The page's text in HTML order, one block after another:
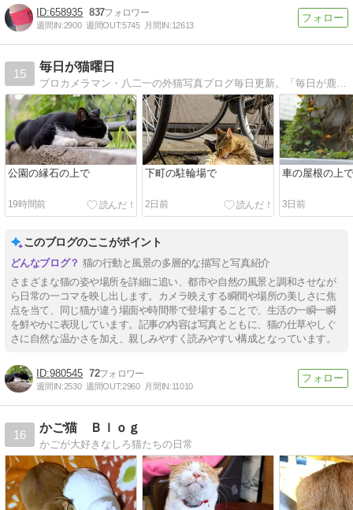
658935 837
週間IN:2900 週間OUT:5745 月間IN:12613
15
毎日が猫曜日
プロカメラマン・八二一の外猫写真ブログ毎日更新。「毎日が鹿曜日」「はっちゃん日記」も毎日更新。
公園の縁石の上で
19時間前
下町の駐輪場で
2日前
車の屋根の上で
3日前
このブログのここがポイント
猫の行動と風景の多層的な描写と写真紹介
さまざまな猫の姿や場所を詳細に追い、都市や自然の風景と調和させなが
ら日常の一コマを映し出します。カメラ映えする瞬間や場所の美しさに焦
点を当て、同じ猫が違う場面や時間帯で登場することで、生活の一瞬一瞬
を鮮やかに表現しています。記事の内容は写真とともに、猫の仕草やしぐ
さに自然な温かさを加え、親しみやすく読みやすい構成となっています。
980545 72
週間IN:2530 週間OUT:2960 月間IN:11010
16
かご猫 Ｂｌｏｇ
かごが大好きなしろ猫たちの日常